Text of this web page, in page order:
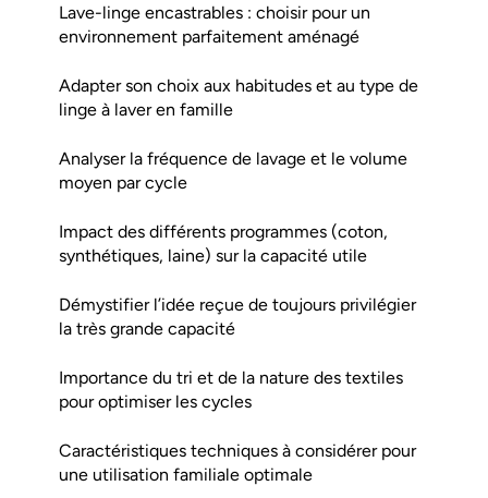
Lave-linge encastrables : choisir pour un
environnement parfaitement aménagé
Adapter son choix aux habitudes et au type de
linge à laver en famille
Analyser la fréquence de lavage et le volume
moyen par cycle
Impact des différents programmes (coton,
synthétiques, laine) sur la capacité utile
Démystifier l’idée reçue de toujours privilégier
la très grande capacité
Importance du tri et de la nature des textiles
pour optimiser les cycles
Caractéristiques techniques à considérer pour
une utilisation familiale optimale